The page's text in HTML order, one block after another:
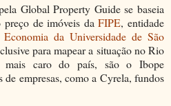
Global Property Guide se baseia
preço de imóveis daFIPE, entidade
Economia da Universidade de São
para mapear a situação no Rio
caro do país, são o Ibope
de empresas, como a Cyrela, fundos